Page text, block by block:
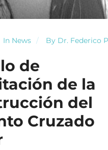
In News By Dr. Federico
de
de la
del
Cruzado